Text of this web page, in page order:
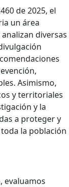
de 2025, el
un área
diversas
Asimismo,
y territoriales
y la
a proteger y
la población
evaluamos